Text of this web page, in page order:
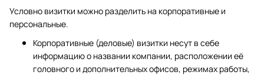
Условно визитки можно разделить на корпоративные и
персональные.
Корпоративные (деловые) визитки несут в себе
информацию о названии компании, расположении её
головного и дополнительных офисов, режимах работы,